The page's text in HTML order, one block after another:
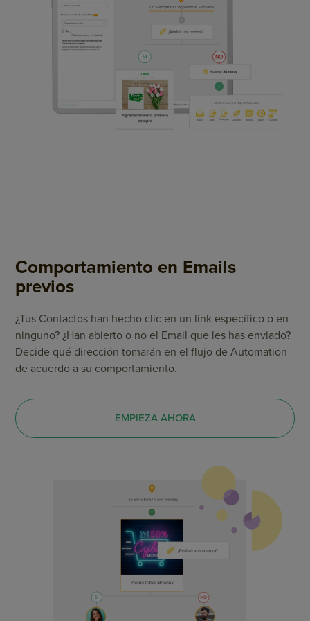
Comportamiento en Emails
previos
¿Tus Contactos han hecho clic en un link específico o en
ninguno? ¿Han abierto o no el Email que les has enviado?
Decide qué dirección tomarán en el flujo de Automation
de acuerdo a su comportamiento.
EMPIEZA AHORA